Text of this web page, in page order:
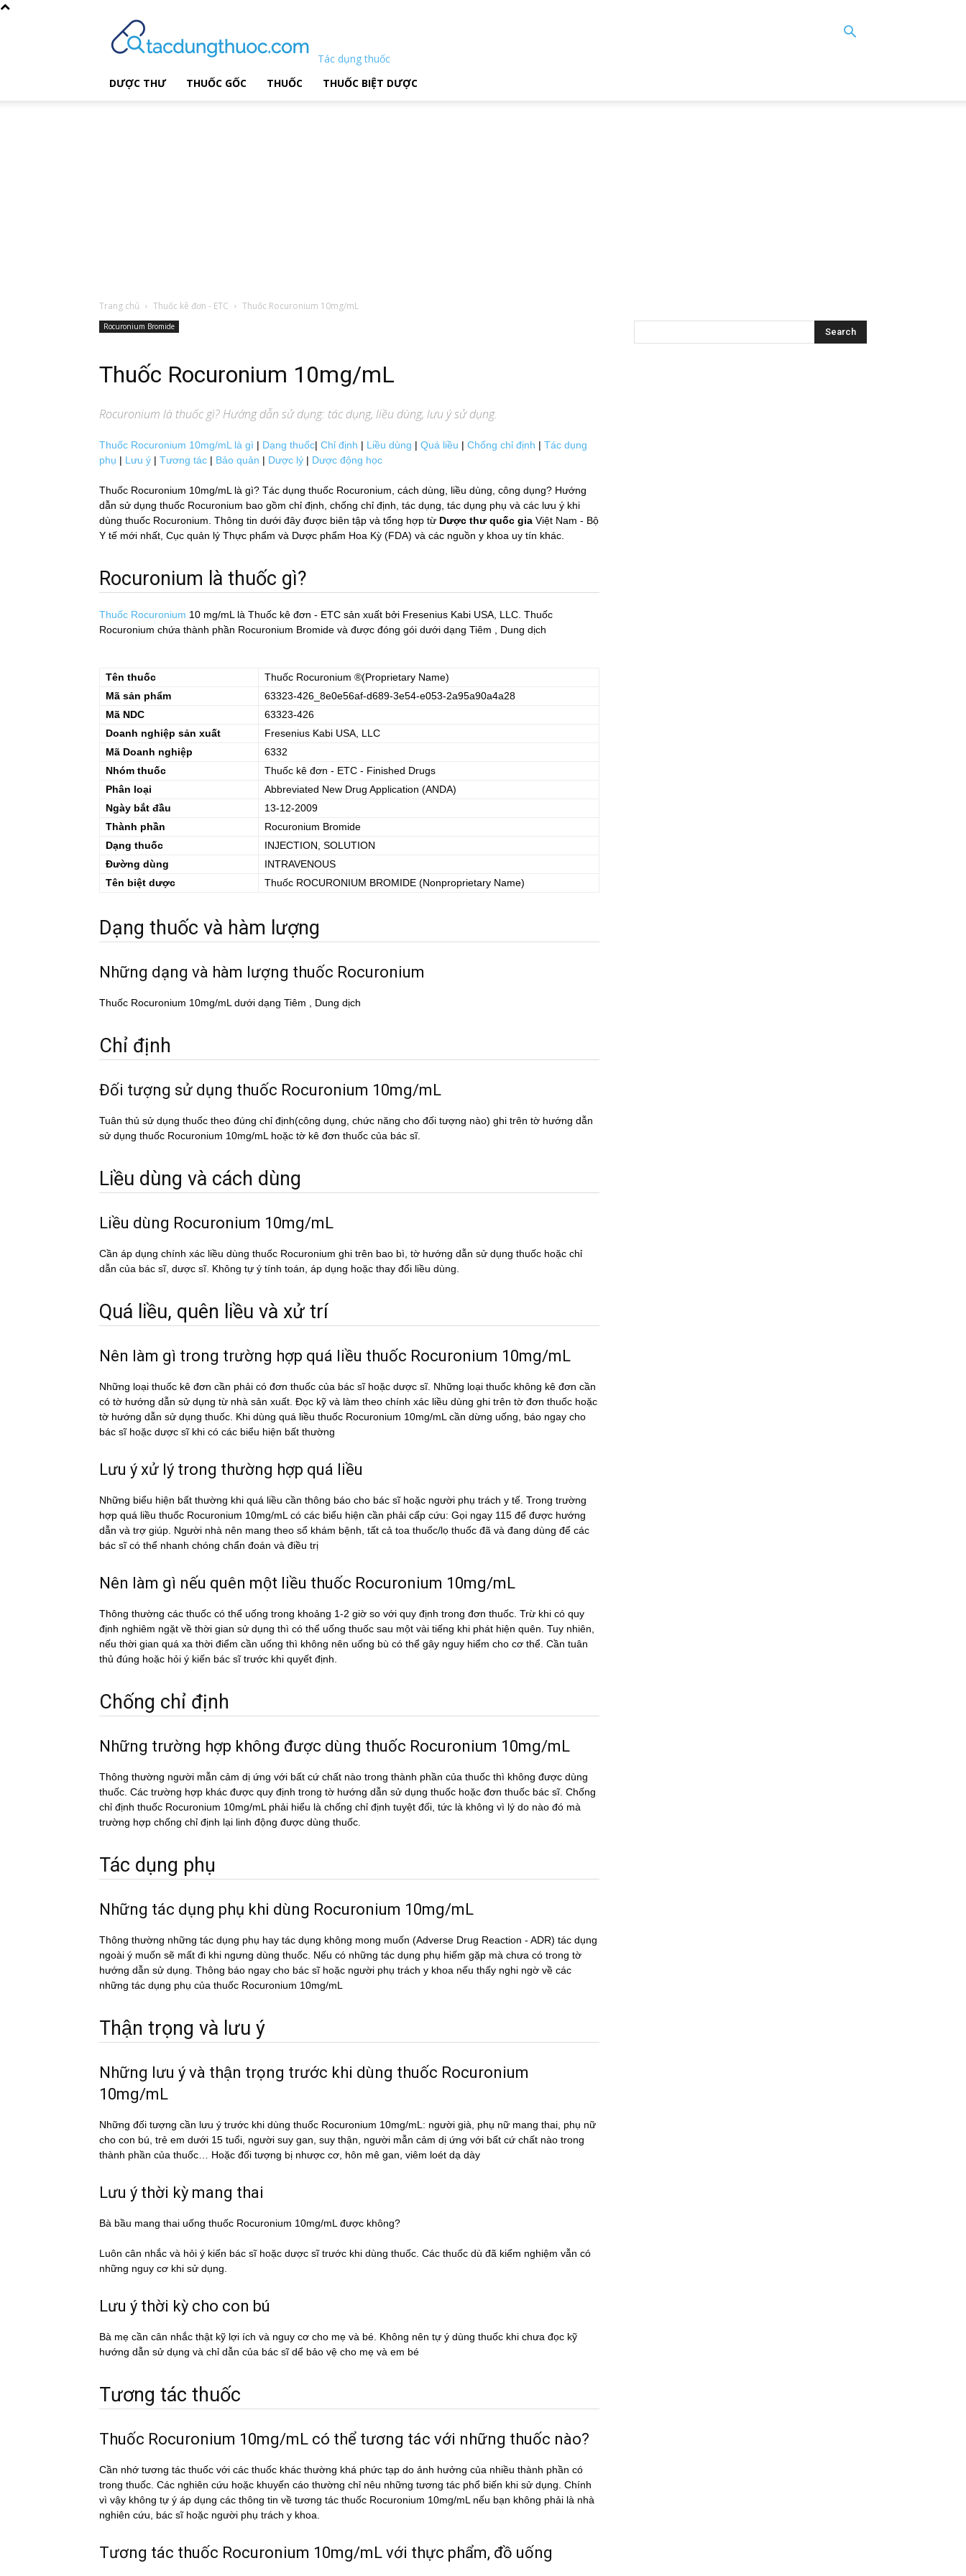
Tác dụng thuốc
DƯỢC THƯ
THUỐC GỐC THUỐC THUỐC BIỆT DƯỢC
Trang chủ Thuốc kê đơn - ETC Thuốc Rocuronium 10mg/mL
Rocuronium Bromide
Thuốc Rocuronium 10mg/mL
Rocuronium là thuốc gì? Hướng dẫn sử dụng: tác dụng, liều dùng, lưu ý sử dụng.
Thuốc Rocuronium 10mg/mL là gì | Dạng thuốc| Chỉ định | Liều dùng | Quá liều | Chống chỉ định | Tác dụng
phụ | Lưu ý | Tương tác | Bảo quản | Dược lý | Dược động học
Thuốc Rocuronium 10mg/mL là gì? Tác dụng thuốc Rocuronium, cách dùng, liều dùng, công dụng? Hướng
dẫn sử dụng thuốc Rocuronium bao gồm chỉ định, chống chỉ định, tác dụng, tác dụng phụ và các lưu ý khi
dùng thuốc Rocuronium. Thông tin dưới đây được biên tập và tổng hợp từ Dược thư quốc gia Việt Nam - Bộ
Y tế mới nhất, Cục quản lý Thực phẩm và Dược phẩm Hoa Kỳ (FDA) và các nguồn y khoa uy tín khác.
Rocuronium là thuốc gì?
Thuốc Rocuronium 10 mg/mL là Thuốc kê đơn - ETC sản xuất bởi Fresenius Kabi USA, LLC. Thuốc
Rocuronium chứa thành phần Rocuronium Bromide và được đóng gói dưới dạng Tiêm , Dung dịch
Tên thuốc Thuốc Rocuronium ®(Proprietary Name)
Mã sản phẩm
63323-426_8e0e56af-d689-3e54-e053-2a95a90a4a28
Mã NDC
63323-426
Doanh nghiệp sản xuất
Fresenius Kabi USA, LLC
Mã Doanh nghiệp
6332
Nhóm thuốc
Thuốc kê đơn - ETC - Finished Drugs
Phân loại
Abbreviated New Drug Application (ANDA)
Ngày bắt đầu
13-12-2009
Thành phần
Rocuronium Bromide
Dạng thuốc
INJECTION, SOLUTION
Đường dùng
INTRAVENOUS
Tên biệt dược
Thuốc ROCURONIUM BROMIDE (Nonproprietary Name)
Dạng thuốc và hàm lượng
Những dạng và hàm lượng thuốc Rocuronium
Thuốc Rocuronium 10mg/mL dưới dạng Tiêm , Dung dịch
Chỉ định
Đối tượng sử dụng thuốc Rocuronium 10mg/mL
Tuân thủ sử dụng thuốc theo đúng chỉ định(công dụng, chức năng cho đối tượng nào) ghi trên tờ hướng dẫn
sử dụng thuốc Rocuronium 10mg/mL hoặc tờ kê đơn thuốc của bác sĩ.
Liều dùng và cách dùng
Liều dùng Rocuronium 10mg/mL
Cần áp dụng chính xác liều dùng thuốc Rocuronium ghi trên bao bì, tờ hướng dẫn sử dụng thuốc hoặc chỉ
dẫn của bác sĩ, dược sĩ. Không tự ý tính toán, áp dụng hoặc thay đổi liều dùng.
Quá liều, quên liều và xử trí
Nên làm gì trong trường hợp quá liều thuốc Rocuronium 10mg/mL
Những loại thuốc kê đơn cần phải có đơn thuốc của bác sĩ hoặc dược sĩ. Những loại thuốc không kê đơn cần
có tờ hướng dẫn sử dụng từ nhà sản xuất. Đọc kỹ và làm theo chính xác liều dùng ghi trên tờ đơn thuốc hoặc
tờ hướng dẫn sử dụng thuốc. Khi dùng quá liều thuốc Rocuronium 10mg/mL cần dừng uống, báo ngay cho
bác sĩ hoặc dược sĩ khi có các biểu hiện bất thường
Lưu ý xử lý trong thường hợp quá liều
Những biểu hiện bất thường khi quá liều cần thông báo cho bác sĩ hoặc người phụ trách y tế. Trong trường
hợp quá liều thuốc Rocuronium 10mg/mL có các biểu hiện cần phải cấp cứu: Gọi ngay 115 để được hướng
dẫn và trợ giúp. Người nhà nên mang theo sổ khám bệnh, tất cả toa thuốc/lọ thuốc đã và đang dùng để các
bác sĩ có thể nhanh chóng chẩn đoán và điều trị
Nên làm gì nếu quên một liều thuốc Rocuronium 10mg/mL
Thông thường các thuốc có thể uống trong khoảng 1-2 giờ so với quy định trong đơn thuốc. Trừ khi có quy
định nghiêm ngặt về thời gian sử dụng thì có thể uống thuốc sau một vài tiếng khi phát hiện quên. Tuy nhiên,
nếu thời gian quá xa thời điểm cần uống thì không nên uống bù có thể gây nguy hiểm cho cơ thể. Cần tuân
thủ đúng hoặc hỏi ý kiến bác sĩ trước khi quyết định.
Chống chỉ định
Những trường hợp không được dùng thuốc Rocuronium 10mg/mL
Thông thường người mẫn cảm dị ứng với bất cứ chất nào trong thành phần của thuốc thì không được dùng
thuốc. Các trường hợp khác được quy định trong tờ hướng dẫn sử dụng thuốc hoặc đơn thuốc bác sĩ. Chống
chỉ định thuốc Rocuronium 10mg/mL phải hiểu là chống chỉ định tuyệt đối, tức là không vì lý do nào đó mà
trường hợp chống chỉ định lại linh động được dùng thuốc.
Tác dụng phụ
Những tác dụng phụ khi dùng Rocuronium 10mg/mL
Thông thường những tác dụng phụ hay tác dụng không mong muốn (Adverse Drug Reaction - ADR) tác dụng
ngoài ý muốn sẽ mất đi khi ngưng dùng thuốc. Nếu có những tác dụng phụ hiếm gặp mà chưa có trong tờ
hướng dẫn sử dụng. Thông báo ngay cho bác sĩ hoặc người phụ trách y khoa nếu thấy nghi ngờ về các
những tác dụng phụ của thuốc Rocuronium 10mg/mL
Thận trọng và lưu ý
Những lưu ý và thận trọng trước khi dùng thuốc Rocuronium
10mg/mL
Những đối tượng cần lưu ý trước khi dùng thuốc Rocuronium 10mg/mL: người già, phụ nữ mang thai, phụ nữ
cho con bú, trẻ em dưới 15 tuổi, người suy gan, suy thận, người mẫn cảm dị ứng với bất cứ chất nào trong
thành phần của thuốc… Hoặc đối tượng bị nhược cơ, hôn mê gan, viêm loét dạ dày
Lưu ý thời kỳ mang thai
Bà bầu mang thai uống thuốc Rocuronium 10mg/mL được không?
Luôn cân nhắc và hỏi ý kiến bác sĩ hoặc dược sĩ trước khi dùng thuốc. Các thuốc dù đã kiểm nghiệm vẫn có
những nguy cơ khi sử dụng.
Lưu ý thời kỳ cho con bú
Bà mẹ cần cân nhắc thật kỹ lợi ích và nguy cơ cho mẹ và bé. Không nên tự ý dùng thuốc khi chưa đọc kỹ
hướng dẫn sử dụng và chỉ dẫn của bác sĩ dể bảo vệ cho mẹ và em bé
Tương tác thuốc
Thuốc Rocuronium 10mg/mL có thể tương tác với những thuốc nào?
Cần nhớ tương tác thuốc với các thuốc khác thường khá phức tạp do ảnh hưởng của nhiều thành phần có
trong thuốc. Các nghiên cứu hoặc khuyến cáo thường chỉ nêu những tương tác phổ biến khi sử dụng. Chính
vì vậy không tự ý áp dụng các thông tin về tương tác thuốc Rocuronium 10mg/mL nếu bạn không phải là nhà
nghiên cứu, bác sĩ hoặc người phụ trách y khoa.
Tương tác thuốc Rocuronium 10mg/mL với thực phẩm, đồ uống